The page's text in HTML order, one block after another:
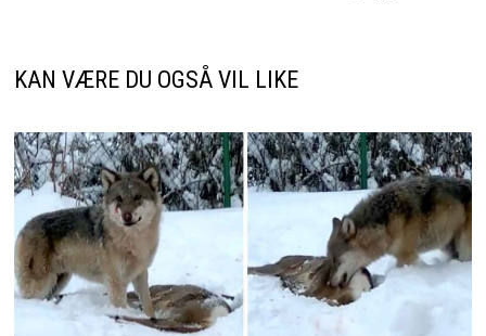
KAN VÆRE DU OGSÅ VIL LIKE